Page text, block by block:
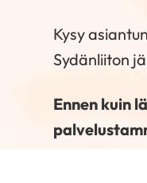
Kysy
Sydänliiton
Ennen kuin